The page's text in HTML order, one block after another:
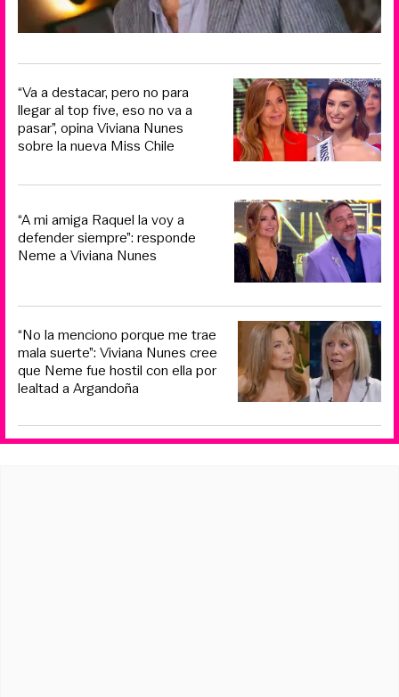
“Va a destacar, pero no para
llegar al top five, eso no va a
pasar”, opina Viviana Nunes
sobre la nueva Miss Chile
“A mi amiga Raquel la voy a
defender siempre”: responde
Neme a Viviana Nunes
“No la menciono porque me trae
mala suerte”: Viviana Nunes cree
que Neme fue hostil con ella por
lealtad a Argandoña